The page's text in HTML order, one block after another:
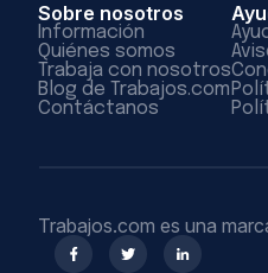
Sobre nosotros
Información
Quiénes somos
Trabaja con nosotros
Blog de Trabajos.com
Contáctanos
Trabajos.com es una